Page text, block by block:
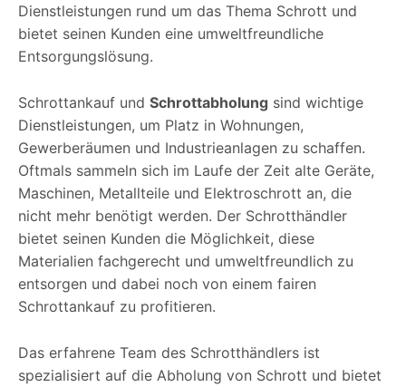
Dienstleistungen rund um das Thema Schrott und
bietet seinen Kunden eine umweltfreundliche
Entsorgungslösung.
Schrottankauf und Schrottabholung sind wichtige
Dienstleistungen, um Platz in Wohnungen,
Gewerberäumen und Industrieanlagen zu schaffen.
Oftmals sammeln sich im Laufe der Zeit alte Geräte,
Maschinen, Metallteile und Elektroschrott an, die
nicht mehr benötigt werden. Der Schrotthändler
bietet seinen Kunden die Möglichkeit, diese
Materialien fachgerecht und umweltfreundlich zu
entsorgen und dabei noch von einem fairen
Schrottankauf zu profitieren.
Das erfahrene Team des Schrotthändlers ist
spezialisiert auf die Abholung von Schrott und bietet